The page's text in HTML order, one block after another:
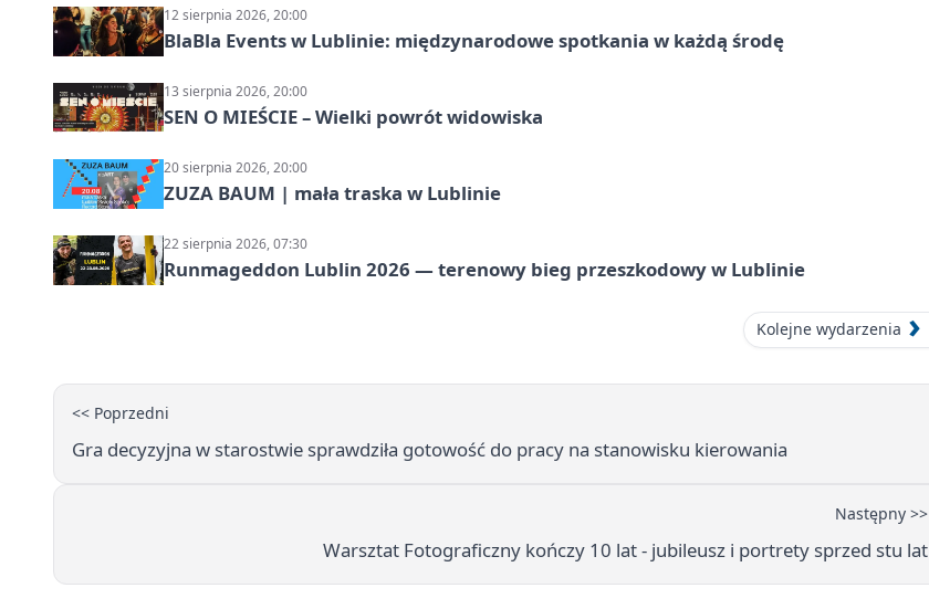
12 sierpnia 2026, 20:00
BlaBla Events w Lublinie: międzynarodowe spotkania w każdą środę
13 sierpnia 2026, 20:00
SEN O MIEŚCIE – Wielki powrót widowiska
20 sierpnia 2026, 20:00
ZUZA BAUM | mała traska w Lublinie
22 sierpnia 2026, 07:30
Runmageddon Lublin 2026 — terenowy bieg przeszkodowy w Lublinie
Kolejne wydarzenia
<< Poprzedni
Gra decyzyjna w starostwie sprawdziła gotowość do pracy na stanowisku kierowania
Następny >>
Warsztat Fotograficzny kończy 10 lat - jubileusz i portrety sprzed stu lat